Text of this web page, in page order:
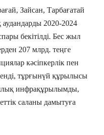
Зайсан, Тарбағатай
2020-2024
бекітілді. Бес жыл
207 млрд. теңге
кәсіпкерлік пен
тұрғынүй құрылысы
инфрақұрылымды,
саланы дамытуға